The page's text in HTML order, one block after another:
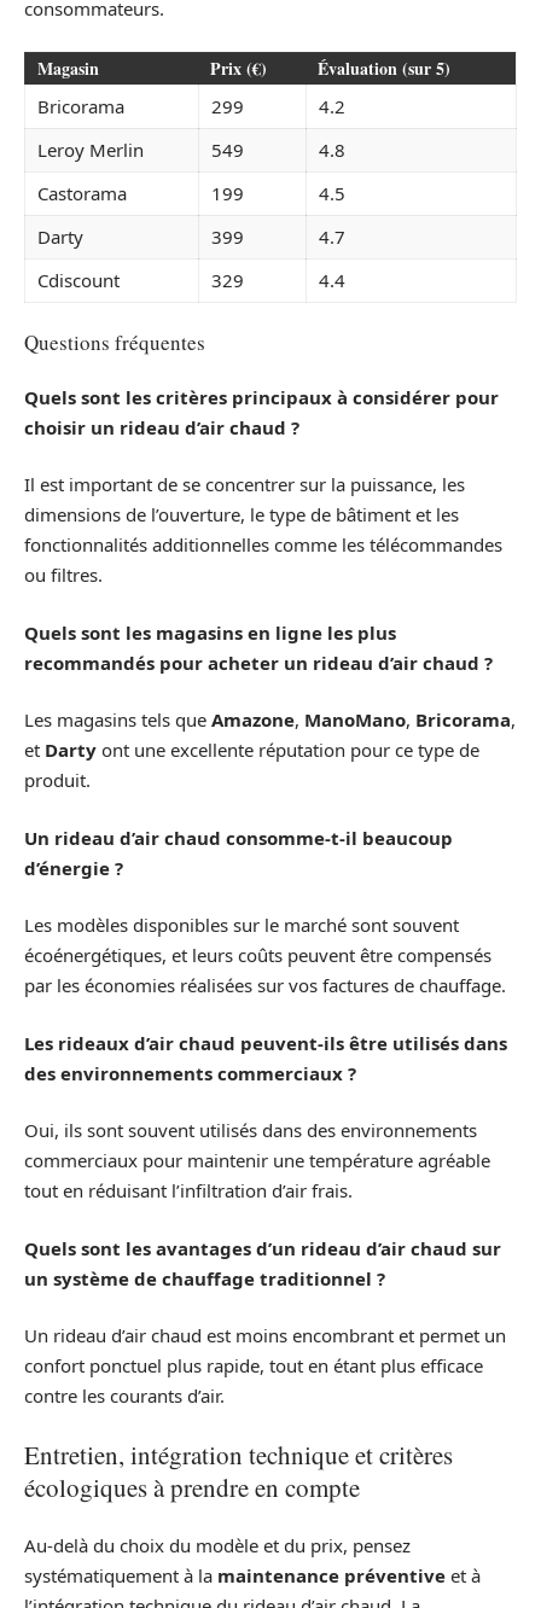
consommateurs.
Magasin Prix (€) Évaluation (sur 5)
Bricorama 299
4.2
Leroy Merlin
549
4.8
Castorama
199
4.5
Darty
399
4.7
Cdiscount
329 4.4
Questions fréquentes
Quels sont les critères principaux à considérer pour
choisir un rideau d’air chaud ?
Il est important de se concentrer sur la puissance, les
dimensions de l’ouverture, le type de bâtiment et les
fonctionnalités additionnelles comme les télécommandes
ou filtres.
Quels sont les magasins en ligne les plus
recommandés pour acheter un rideau d’air chaud ?
Les magasins tels que Amazone, ManoMano, Bricorama,
et Darty ont une excellente réputation pour ce type de
produit.
Un rideau d’air chaud consomme-t-il beaucoup
d’énergie ?
Les modèles disponibles sur le marché sont souvent
écoénergétiques, et leurs coûts peuvent être compensés
par les économies réalisées sur vos factures de chauffage.
Les rideaux d’air chaud peuvent-ils être utilisés dans
des environnements commerciaux ?
Oui, ils sont souvent utilisés dans des environnements
commerciaux pour maintenir une température agréable
tout en réduisant l’infiltration d’air frais.
Quels sont les avantages d’un rideau d’air chaud sur
un système de chauffage traditionnel ?
Un rideau d’air chaud est moins encombrant et permet un
confort ponctuel plus rapide, tout en étant plus efficace
contre les courants d’air.
Entretien, intégration technique et critères
écologiques à prendre en compte
Au-delà du choix du modèle et du prix, pensez
systématiquement à la maintenance préventive et à